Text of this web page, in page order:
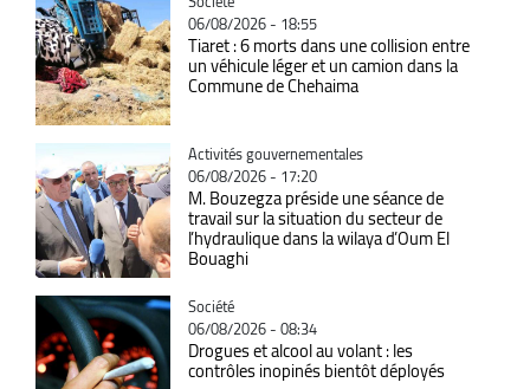
06/08/2026 - 18:55
Tiaret : 6 morts dans une collision entre
un véhicule léger et un camion dans la
Commune de Chehaima
Catégorie
Activités gouvernementales
06/08/2026 - 17:20
M. Bouzegza préside une séance de
travail sur la situation du secteur de
l’hydraulique dans la wilaya d’Oum El
Bouaghi
Catégorie
Société
06/08/2026 - 08:34
Drogues et alcool au volant : les
contrôles inopinés bientôt déployés